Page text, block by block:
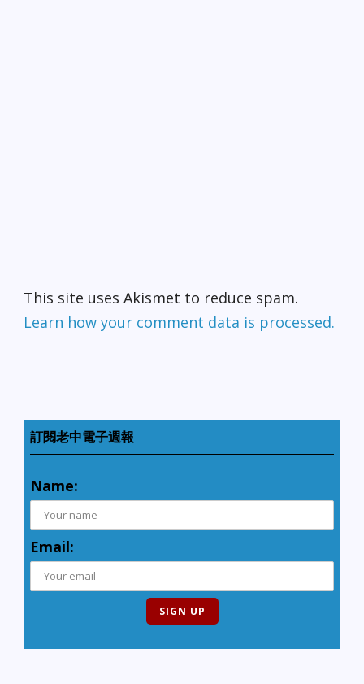
This site uses Akismet to reduce spam.
Learn how your comment data is processed.
訂閱老中電子週報
Name:
Email: